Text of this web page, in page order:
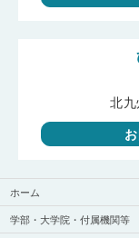
ホーム
学部・大学院・付属機関等
北